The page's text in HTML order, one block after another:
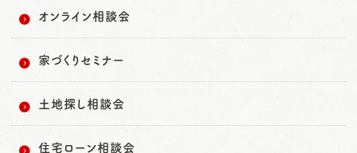
オンライン相談会
家づくりセミナー
土地探し相談会
住宅ローン相談会